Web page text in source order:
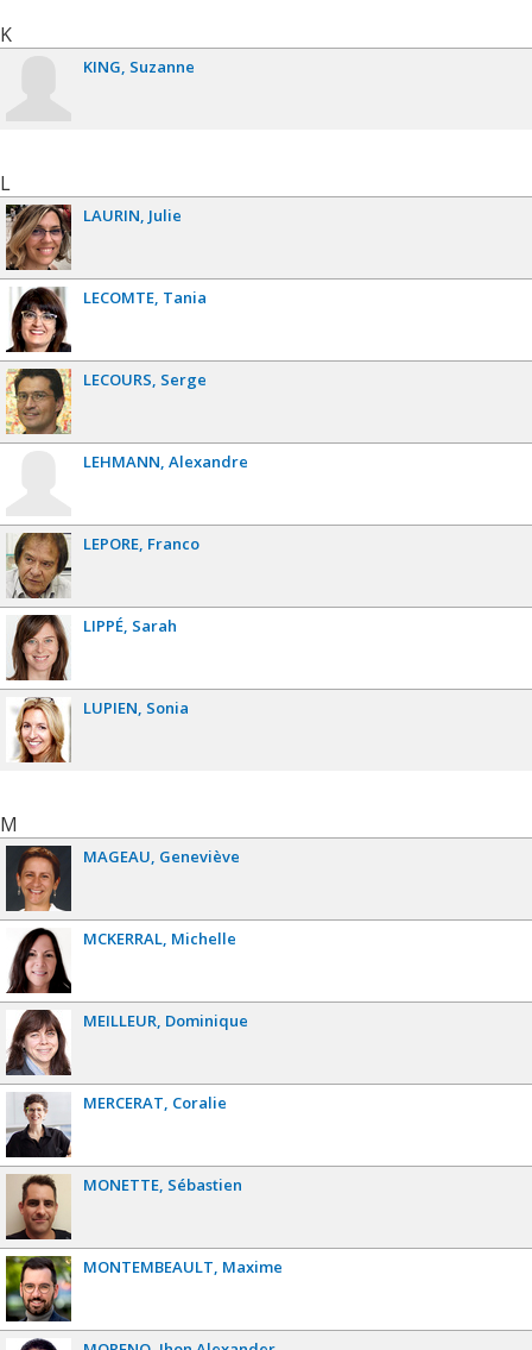
K
KING Suzanne
L
LAURIN Julie
LECOMTE Tania
LECOURS Serge
LEHMANN Alexandre
LEPORE Franco
LIPPÉ Sarah
LUPIEN Sonia
M
MAGEAU Geneviève
MCKERRAL Michelle
MEILLEUR Dominique
MERCERAT Coralie
MONETTE Sébastien
MONTEMBEAULT Maxime